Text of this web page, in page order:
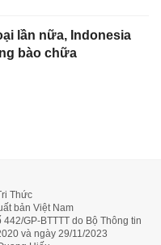
lần nữa, Indonesia
bào chữa
Thức
bản Việt Nam
GP-BTTTT do Bộ Thông tin
và ngày 29/11/2023